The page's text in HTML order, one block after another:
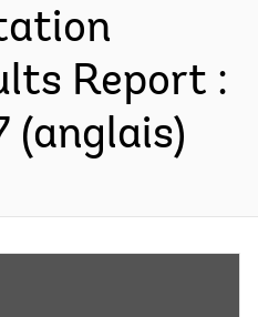
Report :
(anglais)